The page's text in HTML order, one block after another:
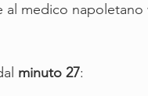
medico napoletano
minuto 27: